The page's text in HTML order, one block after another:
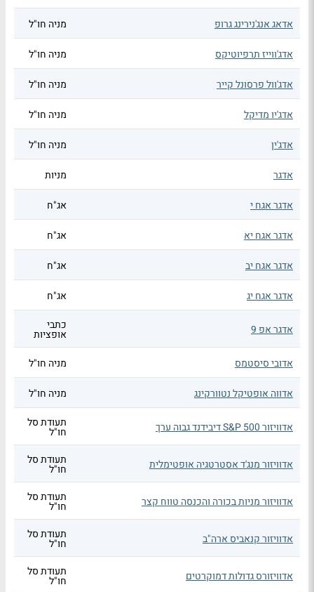
אדאג אנג'נירינג גרופ מניה חו"ל
אדג'ווייז תרפיוטיקס מניה חו"ל
אדג'וול פרסונל קייר מניה חו"ל
אדג'יו מדיקל מניה חו"ל
אדג'ין מניה חו"ל
אדגר מניות
אדגר אגח י אג"ח
אדגר אגח יא אג"ח
אדגר אגח יב אג"ח
אדגר אגח יג אג"ח
אדגר אפ 9 כתבי
אופציות
אדובי סיסטמס
מניה חו"ל
אדווה אופטיקל נטוורקינג מניה חו"ל
אדוויזור S&P 500 דיבידנד גבוה ערך תעודת סל
חו"ל
אדוויזור מנג'ד אסטרטגיה אופטימלית תעודת סל
חו"ל
אדוויזור מניות בכורה והכנסה טווח קצר תעודת סל
חו"ל
אדוויזור קנאביס ארה"ב תעודת סל
חו"ל
אדוויזורס גדולות דמוקרטים תעודת סל
חו"ל